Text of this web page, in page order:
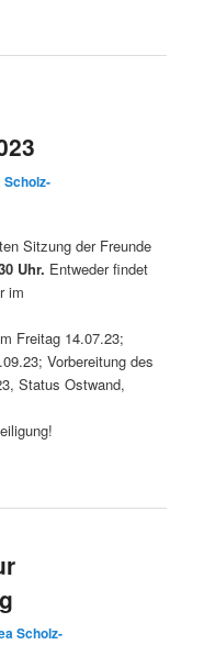
Sitzung der Freunde
Uhr. Entweder findet
im
Freitag 14.07.23;
Vorbereitung des
Status Ostwand,
Scholz-